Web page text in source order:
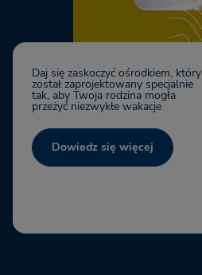
Daj się zaskoczyć ośrodkiem, który
został zaprojektowany specjalnie
tak, aby Twoja rodzina mogła
przeżyć niezwykłe wakacje
Dowiedz się więcej